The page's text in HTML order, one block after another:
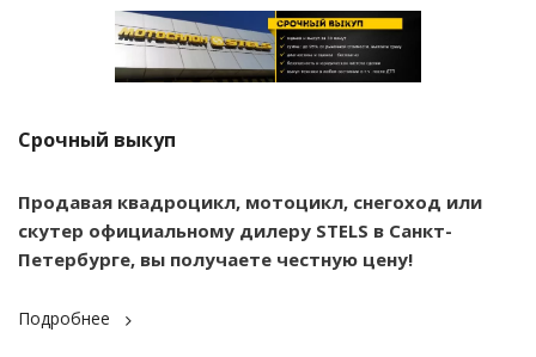
Срочный выкуп
Продавая квадроцикл, мотоцикл, снегоход или
скутер официальному дилеру STELS в Санкт-
Петербурге, вы получаете честную цену!
Подробнее